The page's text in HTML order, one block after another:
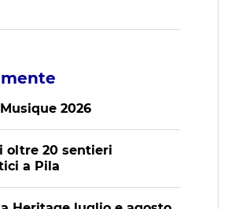
2026
oltre 20 sentieri
a Pila